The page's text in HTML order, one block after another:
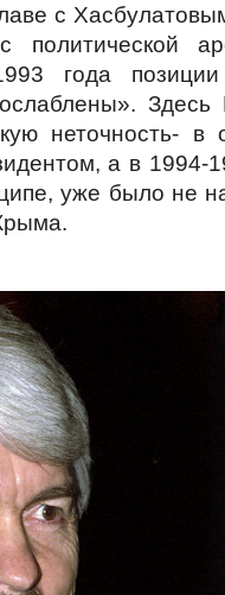
с
политической
года
Здесь
неточность- в
а в 1994-
уже было не